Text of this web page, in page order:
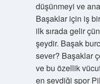
düşünmeyi ve
Başaklar için iş
ilk sırada gelir
şeydir. Başak
sever? Başaklar
ve bu özellik
en sevdiği spor